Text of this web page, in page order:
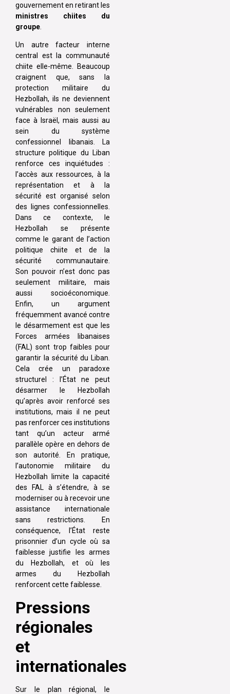
gouvernement en retirant les
ministres chiites du
groupe
Un autre facteur interne
central est la communauté
chiite elle-même. Beaucoup
craignent que, sans la
protection militaire du
Hezbollah, ils ne deviennent
vulnérables non seulement
face à Israël, mais aussi au
sein du système
confessionnel libanais. La
structure politique du Liban
renforce ces inquiétudes :
l’accès aux ressources, à la
représentation et à la
sécurité est organisé selon
des lignes confessionnelles.
Dans ce contexte, le
Hezbollah se présente
comme le garant de l’action
politique chiite et de la
sécurité communautaire.
Son pouvoir n’est donc pas
seulement militaire, mais
aussi socioéconomique.
Enfin, un argument
fréquemment avancé contre
le désarmement est que les
Forces armées libanaises
(FAL) sont trop faibles pour
garantir la sécurité du Liban.
Cela crée un paradoxe
structurel : l’État ne peut
désarmer le Hezbollah
qu’après avoir renforcé ses
institutions, mais il ne peut
pas renforcer ces institutions
tant qu’un acteur armé
parallèle opère en dehors de
son autorité. En pratique,
l’autonomie militaire du
Hezbollah limite la capacité
des FAL à s’étendre, à se
moderniser ou à recevoir une
assistance internationale
sans restrictions. En
conséquence, l’État reste
prisonnier d’un cycle où sa
faiblesse justifie les armes
du Hezbollah, et où les
armes du Hezbollah
renforcent cette faiblesse.
Pressions
régionales
et
internationales
Sur le plan régional, le